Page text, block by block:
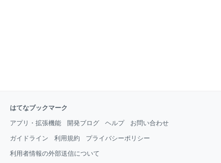
はてなブックマーク
アプリ・拡張機能 開発ブログ ヘルプ お問い合わせ
ガイドライン 利用規約 プライバシーポリシー
利用者情報の外部送信について